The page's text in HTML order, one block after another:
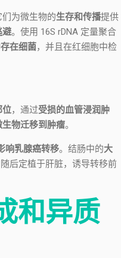
为微生物的生存和传播提供
避。使用 16S rDNA 定量聚合
在细菌，并且在红细胞中检
位，通过受损的血管浸润肿
生物迁移到肿瘤。
响乳腺癌转移。结肠中的大
后定植于肝脏，诱导转移前
和异质